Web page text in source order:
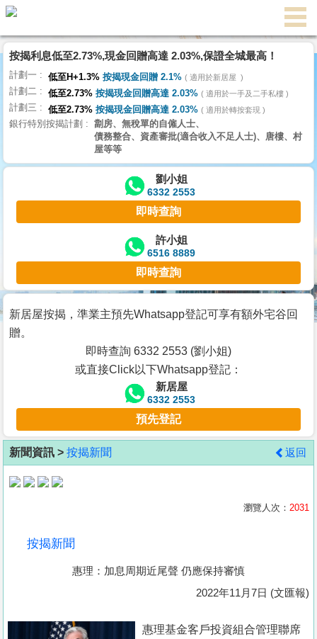
代
理
主
頁
搵
樓/
交
業
主
宅
谷
按
客
地
產
按揭利息低至2.73%,現金回贈高達 2.03%,保證全城最高！
計劃一 低至H+1.3% 按揭現金回贈 2.1% 適用於新居屋
計劃二 低至2.73% 按揭現金回贈高達 2.03% 適用於一手及二手私樓
計劃三 低至2.73% 按揭現金回贈高達 2.03% 適用於轉按套現
銀行特別按揭計劃
劏房、無稅單的自僱人士、
債務整合、資產審批(適合收入不足人士)、唐樓、村
屋等等
劉小姐
6332 2553
即時查詢
許小姐
6516 8889
即時查詢
新居屋按揭，準業主預先Whatsapp登記可享有額外宅谷回
贈。
即時查詢 6332 2553 (劉小姐)
或直接Click以下Whatsapp登記：
新居屋
6332 2553
預先登記
新聞資訊 > 按揭新聞 返回
瀏覽人次： 2031
按揭新聞
惠理：加息周期近尾聲 仍應保持審慎
2022年11月7日 (文匯報)
惠理基金客戶投資組合管理聯席